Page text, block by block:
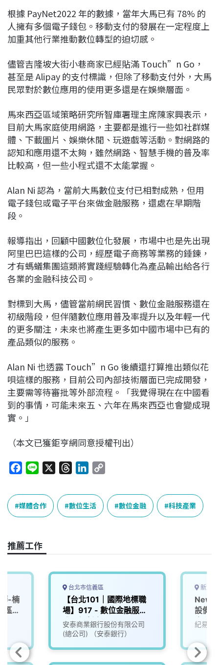
根據 PayNet2022 年的數據，當年大馬已有 78% 的
人擁有多個電子錢包。移動支付的發展在一定程度上
加重其他行業推動數位轉型的迫切感。
儘管吉隆坡大街小巷商家已經貼滿 Touch”n Go，
甚至是 Alipay 的支付標識，但除了移動支付外，大馬
民眾對於數位應用的使用更多還是在娛樂層面。
馬來西亞區域策略研究所智庫署理主席陳家興表示，
目前大馬家庭使用網路，主要都是進行一些如社群媒
體、下載圖片、娛樂休閒、玩遊戲等活動。對網路的
認知和應用還不太夠，雖然網路、智慧手機的普及率
比較高，但一些小程式還不太能掌握。
Alan Ni 認為，當前大馬數位支付已相對成熟，但用
電子錢包或電子平台來做金融服務，還處在早期階
段。
報導指出，回顧中國數位化發展，市場中也是先出現
阿里巴巴這樣的公司，經歷電子商務等業務的錘鍊，
才有螞蟻集團這類將實踐經驗轉化為產品輸出給各行
各業的金融科技公司。
對標到大馬，儘管當前網民習慣、數位金融服務還在
初級階段，但伴隨數位應用普及率提升以及年輕一代
的更多關注，未來也將產生更多如中國市場中已有的
產品類似的服務。
Alan Ni 也透露 Touch”n Go 後續還打算推出類似花
唄這樣的服務，目前公司內部技術層面已完成開發，
主要需等待審批等外部流程。「我覺得現在在中國看
到的事情，可能未來五、六年在馬來西亞也會變成現
實。」
（本文已獲鉅亨網同意授權刊出）
c
e
b
o
k
n
e
r
e
a
n
k
e
n
y
k
媒體合作 數位生活 數位金融 科技產業
推薦工作
-楠
區)
台北市信義區
【台北101｜國際地標職
場】917 - 數位金融服務
發展規劃人員
安泰商業銀行股份有限公司
(總公司) （安泰銀行）
新北
New
設備
｜科
紀易科